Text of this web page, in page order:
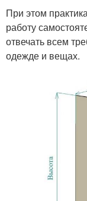
При этом
работу
отвечать всем
одежде и вещах.